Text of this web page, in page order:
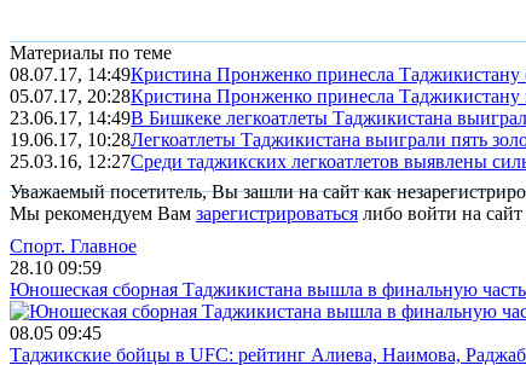
Материалы по теме
08.07.17, 14:49Кристина Пронженко принесла Таджикистану
05.07.17, 20:28Кристина Пронженко принесла Таджикистану
23.06.17, 14:49В Бишкеке легкоатлеты Таджикистана
19.06.17, 10:28Легкоатлеты Таджикистана выиграли пять
25.03.16, 12:27Среди таджикских легкоатлетов выявлены
Уважаемый посетитель, Вы зашли на сайт как
Мы рекомендуем Вам зарегистрироваться либо войти на
Спорт. Главное
28.10 09:59
Юношеская сборная Таджикистана вышла в финальную
08.05 09:45
Таджикские бойцы в UFC: рейтинг Алиева, Наимова,